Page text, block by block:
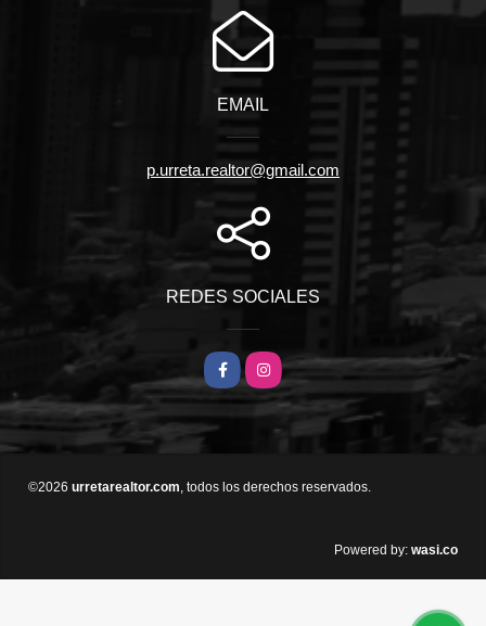
EMAIL
p.urreta.realtor@gmail.com
REDES SOCIALES
FacebookInstagram
©2026 urretarealtor.com, todos los derechos reservados.
Powered by: wasi.co